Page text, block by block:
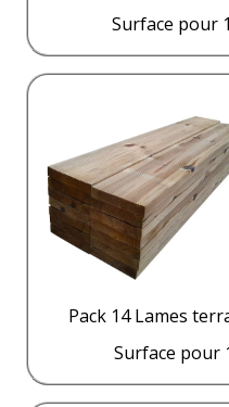
Surface pour
Pack 14 Lames
Surface pour